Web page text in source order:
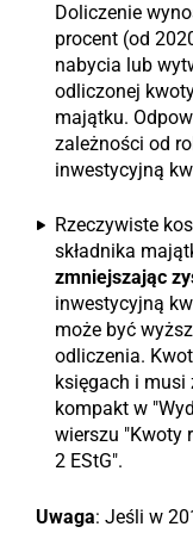
Doliczenie
procent (od
nabycia lub
odliczonej
majątku.
zależności od
inwestycyjną
Rzeczywiste
składnika
zmniejszając
inwestycyjną
może być
odliczenia.
księgach i musi
kompakt w
wierszu "Kwoty
2 EStG".
Uwaga: Jeśli w